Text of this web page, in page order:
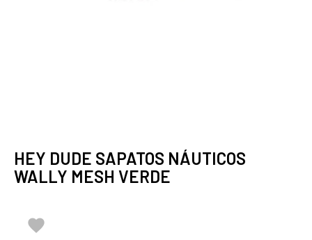
HEY DUDE SAPATOS NÁUTICOS
WALLY MESH VERDE
